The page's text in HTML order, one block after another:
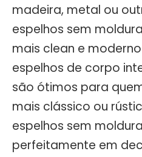
madeira, metal ou
espelhos sem
mais clean e
espelhos de corpo
são ótimos para
mais clássico ou
espelhos sem
perfeitamente em